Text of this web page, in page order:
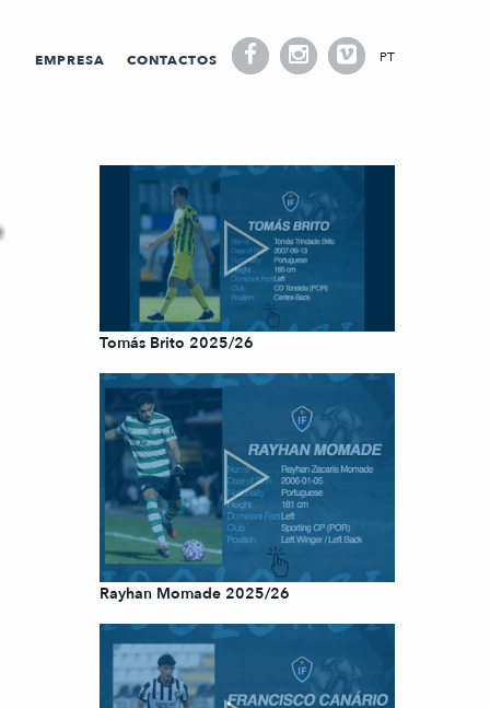
EMPRESA CONTACTOS PT
Tomás Brito 2025/26
Rayhan Momade 2025/26